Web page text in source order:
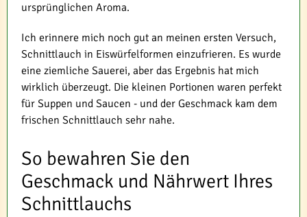
ursprünglichen Aroma.
Ich erinnere mich noch gut an meinen ersten Versuch,
Schnittlauch in Eiswürfelformen einzufrieren. Es wurde
eine ziemliche Sauerei, aber das Ergebnis hat mich
wirklich überzeugt. Die kleinen Portionen waren perfekt
für Suppen und Saucen - und der Geschmack kam dem
frischen Schnittlauch sehr nahe.
So bewahren Sie den
Geschmack und Nährwert Ihres
Schnittlauchs